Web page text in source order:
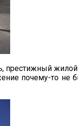
престижный
почему-то не